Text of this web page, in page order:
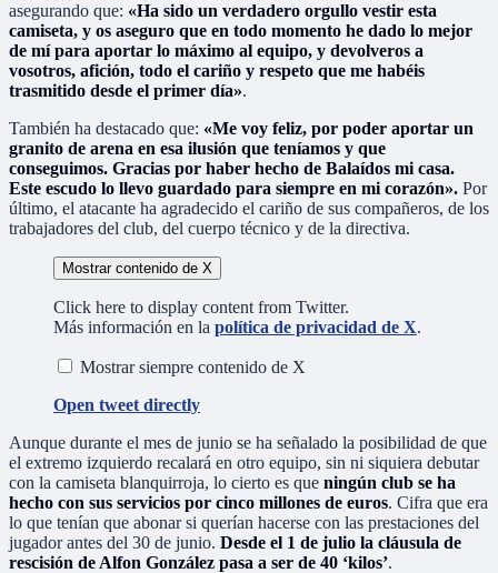
asegurando que: «Ha sido un verdadero orgullo vestir esta
camiseta, y os aseguro que en todo momento he dado lo mejor
de mí para aportar lo máximo al equipo, y devolveros a
vosotros, afición, todo el cariño y respeto que me habéis
trasmitido desde el primer día».
También ha destacado que: «Me voy feliz, por poder aportar un
granito de arena en esa ilusión que teníamos y que
conseguimos. Gracias por haber hecho de Balaídos mi casa.
Este escudo lo llevo guardado para siempre en mi corazón». Por
último, el atacante ha agradecido el cariño de sus compañeros, de los
trabajadores del club, del cuerpo técnico y de la directiva.
Mostrar contenido de X
Click here to display content from Twitter.
Más información en la política de privacidad de X.
Mostrar siempre contenido de X
Open tweet directly
Aunque durante el mes de junio se ha señalado la posibilidad de que
el extremo izquierdo recalará en otro equipo, sin ni siquiera debutar
con la camiseta blanquirroja, lo cierto es que ningún club se ha
hecho con sus servicios por cinco millones de euros. Cifra que era
lo que tenían que abonar si querían hacerse con las prestaciones del
jugador antes del 30 de junio. Desde el 1 de julio la cláusula de
rescisión de Alfon González pasa a ser de 40 ‘kilos’.